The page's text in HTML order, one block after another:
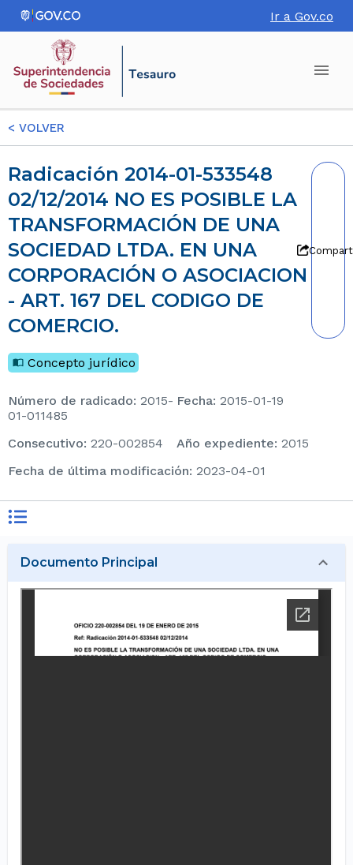
Ir a Gov.co
< VOLVER
Radicación 2014-01-533548
02/12/2014 NO ES POSIBLE LA
TRANSFORMACIÓN DE UNA
SOCIEDAD LTDA. EN UNA
CORPORACIÓN O ASOCIACION
- ART. 167 DEL CODIGO DE
COMERCIO.
Concepto jurídico
Número de radicado: 2015-
01-011485
Fecha: 2015-01-19
consecutivo: 220-002854 Año expediente: 2015
Fecha de última modificación: 2023-04-01
Documento Principal